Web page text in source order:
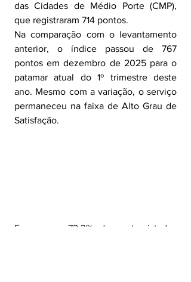
das Cidades de Médio Porte (CMP),
que registraram 714 pontos.
Na comparação com o levantamento
anterior, o índice passou de 767
pontos em dezembro de 2025 para o
patamar atual do 1º trimestre deste
ano. Mesmo com a variação, o serviço
permaneceu na faixa de Alto Grau de
Satisfação.
Em março, 72,3% dos entrevistados